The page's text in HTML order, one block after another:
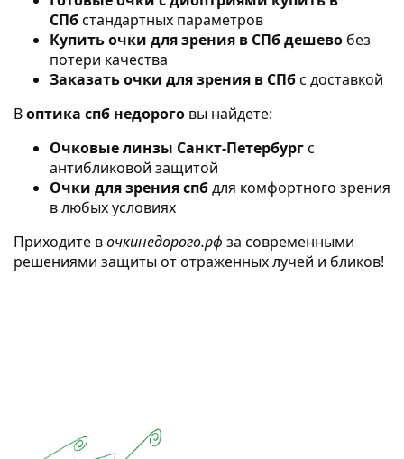
СПбстандартных параметров
Купить очки для зрения в СПб дешево без
потери качества
Заказать очки для зрения в СПбс доставкой
Воптика спб недорого вы найдете:
Очковые линзы Санкт-Петербургс
антибликовой защитой
Очки для зрения спбдля комфортного зрения
в любых условиях
Приходите вочкинедорого.рф за современными
решениями защиты от отраженных лучей и бликов!